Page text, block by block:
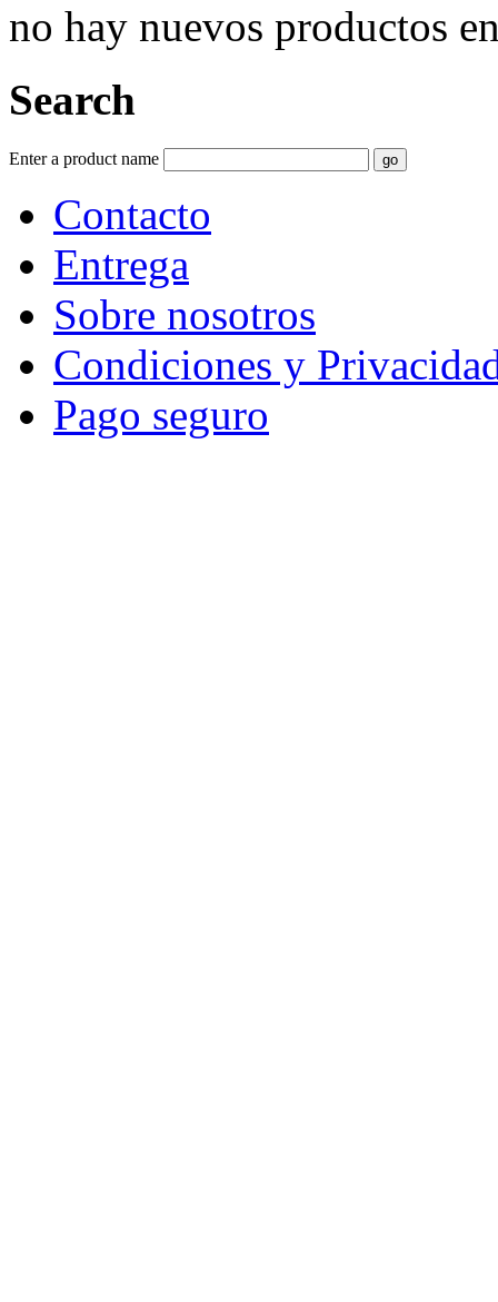
no hay nuevos productos
Search
Enter a product name
Contacto
Entrega
Sobre nosotros
Condiciones y
Pago seguro